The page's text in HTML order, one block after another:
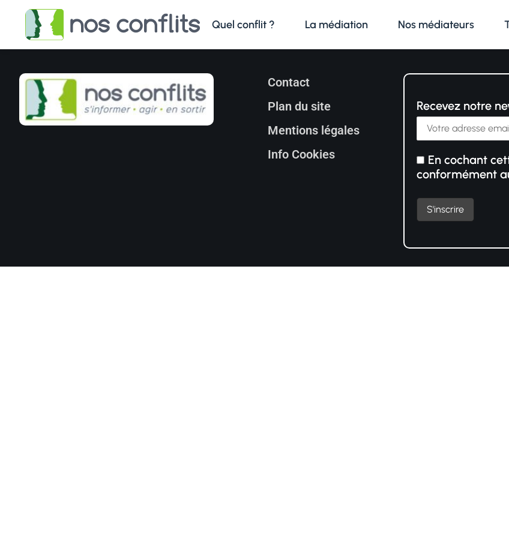
Quel conflit ? La médiation Nos médiateurs
Contact
Plan du site
Mentions légales
Info Cookies
Recevez notre
En cochant
conformément